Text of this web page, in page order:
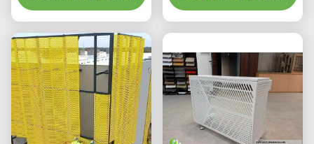
Deckensystem mit
Laser-geschnittenen
Mustern